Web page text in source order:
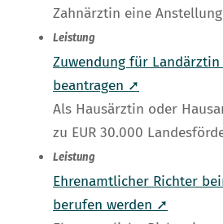
Zahnärztin eine
Leistung
Zuwendung für
beantragen ➚
Als Hausärztin oder
zu EUR 30.000
Leistung
Ehrenamtlicher Richter
berufen werden ➚